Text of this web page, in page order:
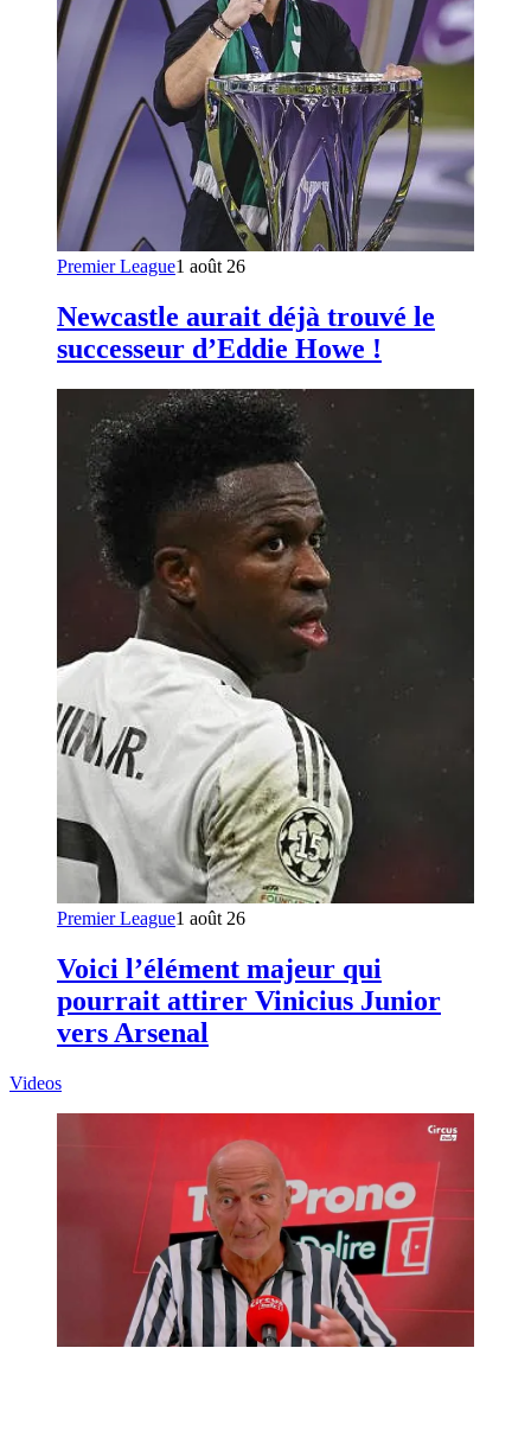
Premier League1 août 26
Newcastle aurait déjà trouvé le
successeur d’Eddie Howe !
Premier League1 août 26
Voici l’élément majeur qui
pourrait attirer Vinicius Junior
vers Arsenal
Videos